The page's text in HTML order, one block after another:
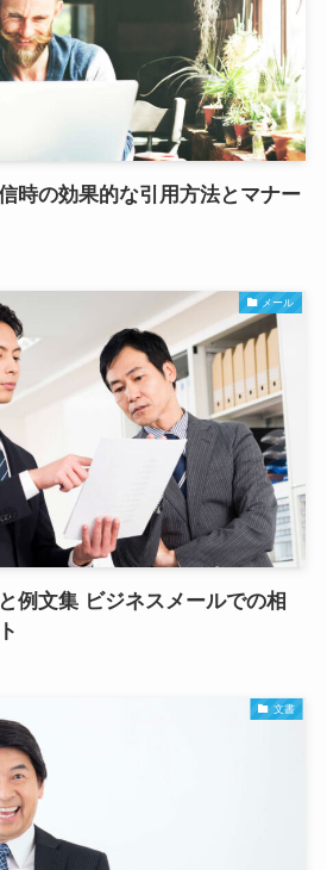
時の効果的な引用方法とマナー
メール
例文集 ビジネスメールでの相
文書